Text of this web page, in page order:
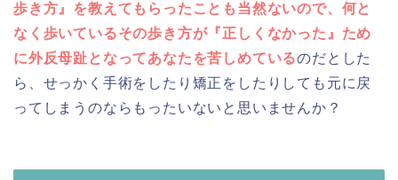
歩き方』を教えてもらったことも当然ないので、何と
なく歩いているその歩き方が『正しくなかった』ため
に外反母趾となってあなたを苦しめているのだとした
ら、せっかく手術をしたり矯正をしたりしても元に戻
ってしまうのならもったいないと思いませんか？